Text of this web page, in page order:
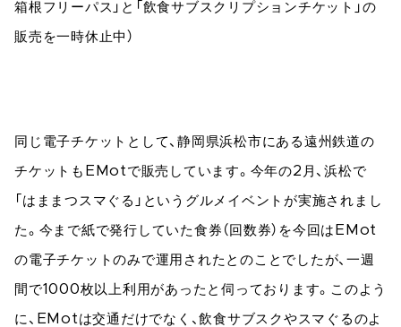
箱根フリーパス」と「飲食サブスクリプションチケット」の
販売を一時休止中）
同じ電子チケットとして、静岡県浜松市にある遠州鉄道の
チケットもEMotで販売しています。今年の2月、浜松で
「はままつスマぐる」というグルメイベントが実施されまし
た。今まで紙で発行していた食券（回数券）を今回はEMot
の電子チケットのみで運用されたとのことでしたが、一週
間で1000枚以上利用があったと伺っております。このよう
に、EMotは交通だけでなく、飲食サブスクやスマぐるのよ